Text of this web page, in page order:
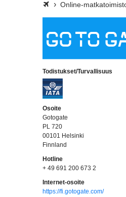
Online-
Todistukset/Turvallisuus
Osoite
Gotogate
PL 720
00101 Helsinki
Finnland
Hotline
+ 49 691 200 673 2
Internet-osoite
https://fi.gotogate.com/